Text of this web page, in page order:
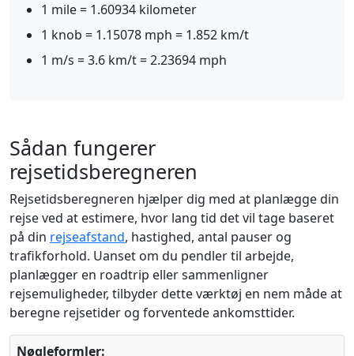
1 mile = 1.60934 kilometer
1 knob = 1.15078 mph = 1.852 km/t
1 m/s = 3.6 km/t = 2.23694 mph
Sådan fungerer
rejsetidsberegneren
Rejsetidsberegneren hjælper dig med at planlægge din
rejse ved at estimere, hvor lang tid det vil tage baseret
på din rejseafstand, hastighed, antal pauser og
trafikforhold. Uanset om du pendler til arbejde,
planlægger en roadtrip eller sammenligner
rejsemuligheder, tilbyder dette værktøj en nem måde at
beregne rejsetider og forventede ankomsttider.
Nøgleformler: